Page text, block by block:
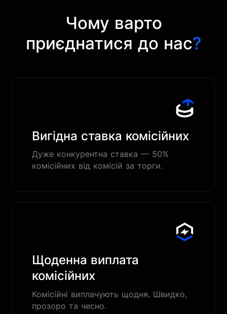
Чому варто
приєднатися до нас?
Вигідна ставка комісійних
Дуже конкурентна ставка — 50%
комісійних від комісій за торги.
Щоденна виплата
комісійних
Комісійні виплачують щодня. Швидко,
прозоро та чесно.